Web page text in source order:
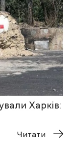
Харків:
Читати